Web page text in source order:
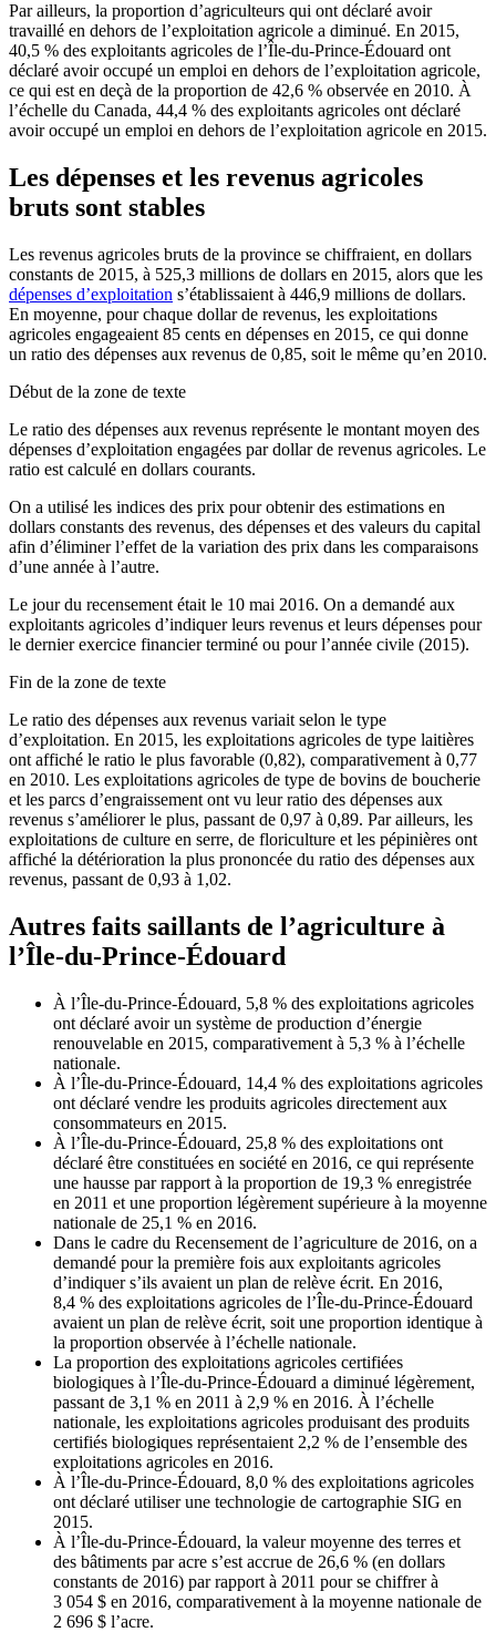
Par ailleurs, la proportion d’agriculteurs qui ont déclaré avoir
travaillé en dehors de l’exploitation agricole a diminué. En 2015,
40,5 % des exploitants agricoles de l’Île-du-Prince-Édouard ont
déclaré avoir occupé un emploi en dehors de l’exploitation agricole,
ce qui est en deçà de la proportion de 42,6 % observée en 2010. À
l’échelle du Canada, 44,4 % des exploitants agricoles ont déclaré
avoir occupé un emploi en dehors de l’exploitation agricole en 2015.
Les dépenses et les revenus agricoles
bruts sont stables
Les revenus agricoles bruts de la province se chiffraient, en dollars
constants de 2015, à 525,3 millions de dollars en 2015, alors que les
dépenses d’exploitation s’établissaient à 446,9 millions de dollars.
En moyenne, pour chaque dollar de revenus, les exploitations
agricoles engageaient 85 cents en dépenses en 2015, ce qui donne
un ratio des dépenses aux revenus de 0,85, soit le même qu’en 2010.
Début de la zone de texte
Le ratio des dépenses aux revenus représente le montant moyen des
dépenses d’exploitation engagées par dollar de revenus agricoles. Le
ratio est calculé en dollars courants.
On a utilisé les indices des prix pour obtenir des estimations en
dollars constants des revenus, des dépenses et des valeurs du capital
afin d’éliminer l’effet de la variation des prix dans les comparaisons
d’une année à l’autre.
Le jour du recensement était le 10 mai 2016. On a demandé aux
exploitants agricoles d’indiquer leurs revenus et leurs dépenses pour
le dernier exercice financier terminé ou pour l’année civile (2015).
Fin de la zone de texte
Le ratio des dépenses aux revenus variait selon le type
d’exploitation. En 2015, les exploitations agricoles de type laitières
ont affiché le ratio le plus favorable (0,82), comparativement à 0,77
en 2010. Les exploitations agricoles de type de bovins de boucherie
et les parcs d’engraissement ont vu leur ratio des dépenses aux
revenus s’améliorer le plus, passant de 0,97 à 0,89. Par ailleurs, les
exploitations de culture en serre, de floriculture et les pépinières ont
affiché la détérioration la plus prononcée du ratio des dépenses aux
revenus, passant de 0,93 à 1,02.
Autres faits saillants de l’agriculture à
l’Île-du-Prince-Édouard
À l’Île-du-Prince-Édouard, 5,8 % des exploitations agricoles
ont déclaré avoir un système de production d’énergie
renouvelable en 2015, comparativement à 5,3 % à l’échelle
nationale.
À l’Île-du-Prince-Édouard, 14,4 % des exploitations agricoles
ont déclaré vendre les produits agricoles directement aux
consommateurs en 2015.
À l’Île-du-Prince-Édouard, 25,8 % des exploitations ont
déclaré être constituées en société en 2016, ce qui représente
une hausse par rapport à la proportion de 19,3 % enregistrée
en 2011 et une proportion légèrement supérieure à la moyenne
nationale de 25,1 % en 2016.
Dans le cadre du Recensement de l’agriculture de 2016, on a
demandé pour la première fois aux exploitants agricoles
d’indiquer s’ils avaient un plan de relève écrit. En 2016,
8,4 % des exploitations agricoles de l’Île-du-Prince-Édouard
avaient un plan de relève écrit, soit une proportion identique à
la proportion observée à l’échelle nationale.
La proportion des exploitations agricoles certifiées
biologiques à l’Île-du-Prince-Édouard a diminué légèrement,
passant de 3,1 % en 2011 à 2,9 % en 2016. À l’échelle
nationale, les exploitations agricoles produisant des produits
certifiés biologiques représentaient 2,2 % de l’ensemble des
exploitations agricoles en 2016.
À l’Île-du-Prince-Édouard, 8,0 % des exploitations agricoles
ont déclaré utiliser une technologie de cartographie SIG en
2015.
À l’Île-du-Prince-Édouard, la valeur moyenne des terres et
des bâtiments par acre s’est accrue de 26,6 % (en dollars
constants de 2016) par rapport à 2011 pour se chiffrer à
3 054 $ en 2016, comparativement à la moyenne nationale de
2 696 $ l’acre.